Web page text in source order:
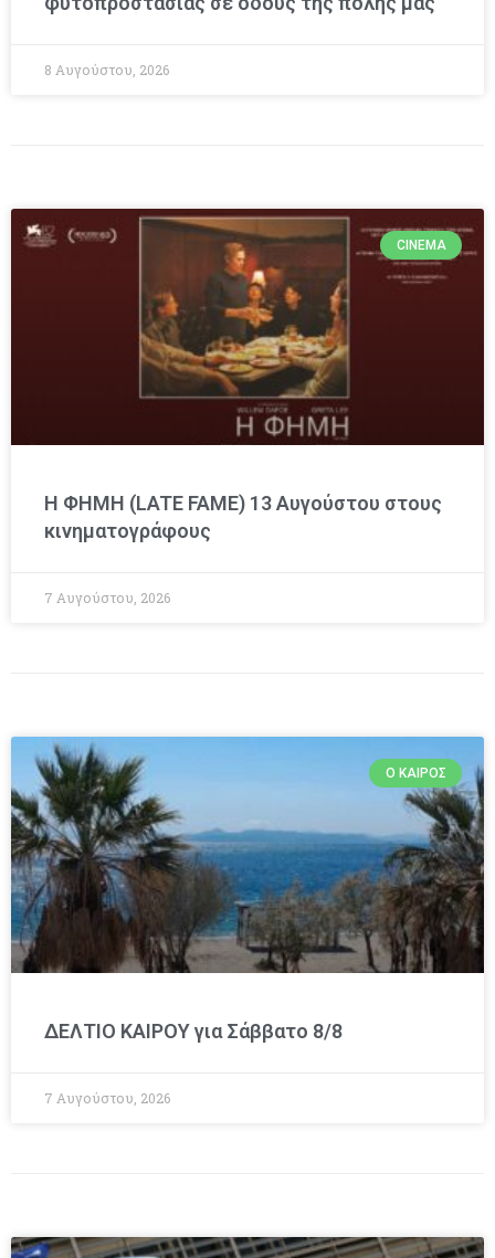
8 Αυγούστου, 2026
CINEMA
Η ΦΗΜΗ (LATE FAME) 13 Αυγούστου στους
κινηματογράφους
7 Αυγούστου, 2026
Ο ΚΑΙΡΌΣ
ΔΕΛΤΙΟ ΚΑΙΡΟΥ για Σάββατο 8/8
7 Αυγούστου, 2026